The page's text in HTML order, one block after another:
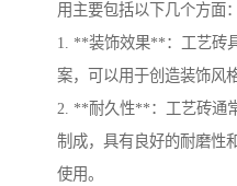
用主要包括以下几个方面：
1. **装饰效果**：工艺砖
案，可以用于创造装饰风
2. **耐久性**：工艺砖通
制成，具有良好的耐磨性
使用。